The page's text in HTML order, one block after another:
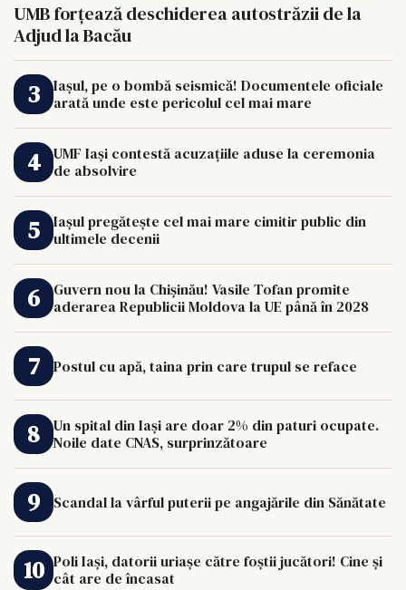
UMB forțează deschiderea autostrăzii de la
Adjud la Bacău
Iașul, pe o bombă seismică! Documentele oficiale
arată unde este pericolul cel mai mare
UMF Iași contestă acuzațiile aduse la ceremonia
de absolvire
Iașul pregătește cel mai mare cimitir public din
ultimele decenii
Guvern nou la Chișinău! Vasile Tofan promite
aderarea Republicii Moldova la UE până în 2028
Postul cu apă, taina prin care trupul se reface
Un spital din Iași are doar 2% din paturi ocupate.
Noile date CNAS, surprinzătoare
Scandal la vârful puterii pe angajările din Sănătate
Poli Iași, datorii uriașe către foștii jucători! Cine și
cât are de încasat